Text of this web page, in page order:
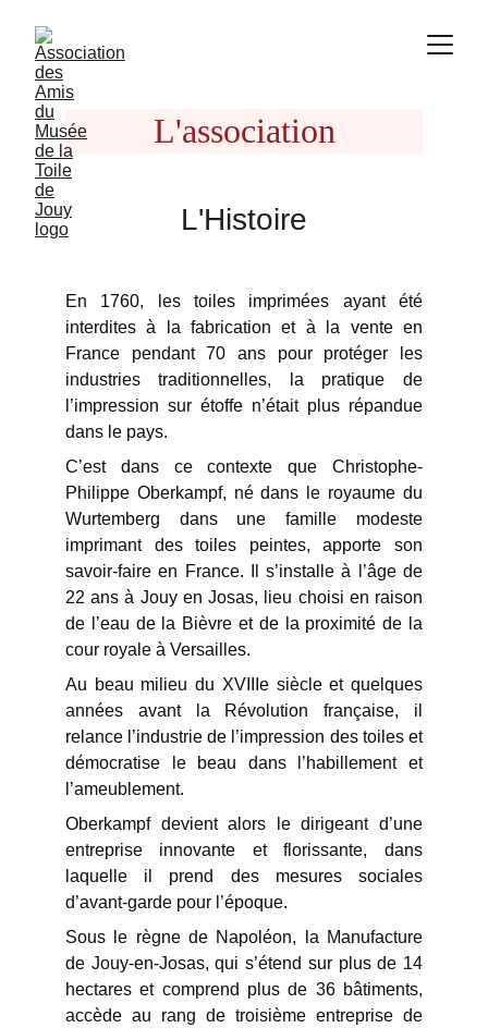
L'association
En 1760, les toiles imprimées ayant été
interdites à la fabrication et à la vente en
France pendant 70 ans pour protéger les
industries traditionnelles, la pratique de
l’impression sur étoffe n’était plus répandue
dans le pays.
C’est dans ce contexte que Christophe-
Philippe Oberkampf, né dans le royaume du
Wurtemberg dans une famille modeste
imprimant des toiles peintes, apporte son
savoir-faire en France. Il s’installe à l’âge de
22 ans à Jouy en Josas, lieu choisi en raison
de l’eau de la Bièvre et de la proximité de la
cour royale à Versailles.
Au beau milieu du XVIIIe siècle et quelques
années avant la Révolution française, il
relance l’industrie de l’impression des toiles et
démocratise le beau dans l’habillement et
l’ameublement.
Oberkampf devient alors le dirigeant d’une
entreprise innovante et florissante, dans
laquelle il prend des mesures sociales
d’avant-garde pour l’époque.
Sous le règne de Napoléon, la Manufacture
de Jouy-en-Josas, qui s’étend sur plus de 14
hectares et comprend plus de 36 bâtiments,
accède au rang de troisième entreprise de
L'Histoire